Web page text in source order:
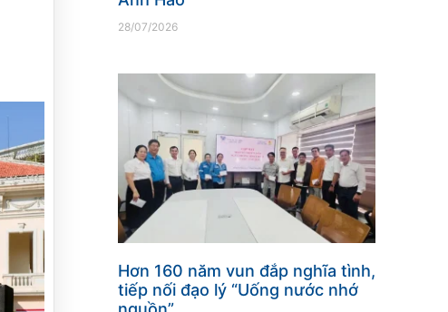
28/07/2026
Hơn 160 năm vun đắp nghĩa tình,
tiếp nối đạo lý “Uống nước nhớ